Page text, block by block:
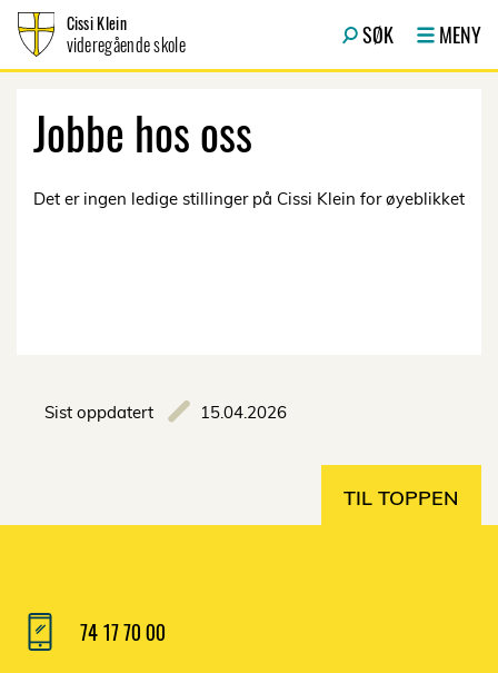
Cissi Klein
videregående skole SØK MENY
Jobbe hos oss
Det er ingen ledige stillinger på Cissi Klein for øyeblikket
Sist oppdatert 15.04.2026
TIL TOPPEN
74 17 70 00